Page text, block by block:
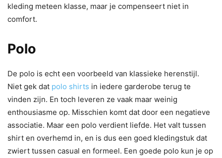
kleding meteen klasse, maar je compenseert niet in
comfort.
Polo
De polo is echt een voorbeeld van klassieke herenstijl.
Niet gek dat polo shirts in iedere garderobe terug te
vinden zijn. En toch leveren ze vaak maar weinig
enthousiasme op. Misschien komt dat door een negatieve
associatie. Maar een polo verdient liefde. Het valt tussen
shirt en overhemd in, en is dus een goed kledingstuk dat
zwiert tussen casual en formeel. Een goede polo kun je op